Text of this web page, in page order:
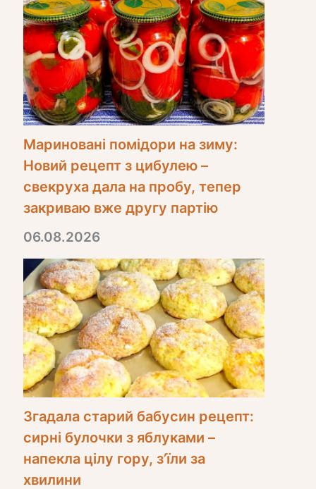
Мариновані помідори на зиму:
Новий рецепт з цибулею –
свекруха дала на пробу, тепер
закриваю вже другу партію
06.08.2026
Згадала старий бабусин рецепт:
сирні булочки з яблуками –
напекла цілу гору, з’їли за
хвилини